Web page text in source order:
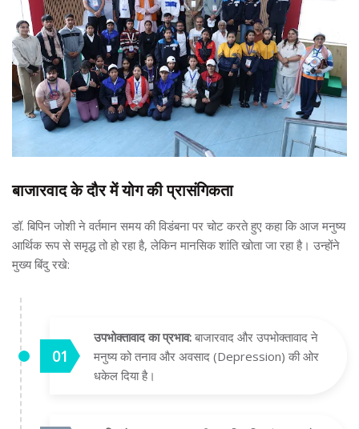
बाजारवाद के दौर में योग की प्रासंगिकता
डॉ. बिपिन जोशी ने वर्तमान समय की विडंबना पर चोट करते हुए कहा कि आज मनुष्य
आर्थिक रूप से समृद्ध तो हो रहा है, लेकिन मानसिक शांति खोता जा रहा है। उन्होंने
मुख्य बिंदु रखे:
उपभोक्तावाद का प्रभाव: बाजारवाद और उपभोक्तावाद ने
मनुष्य को तनाव और अवसाद (Depression) की ओर
धकेल दिया है।